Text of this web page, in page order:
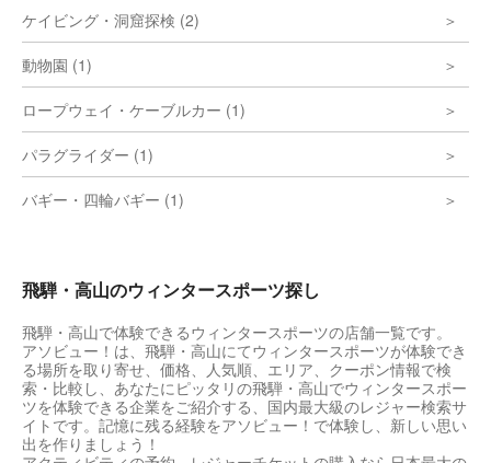
ケイビング・洞窟探検 (2)
動物園 (1)
ロープウェイ・ケーブルカー (1)
パラグライダー (1)
バギー・四輪バギー (1)
飛騨・高山のウィンタースポーツ探し
飛騨・高山で体験できるウィンタースポーツの店舗一覧です。
アソビュー！は、飛騨・高山にてウィンタースポーツが体験でき
る場所を取り寄せ、価格、人気順、エリア、クーポン情報で検
索・比較し、あなたにピッタリの飛騨・高山でウィンタースポー
ツを体験できる企業をご紹介する、国内最大級のレジャー検索サ
イトです。記憶に残る経験をアソビュー！で体験し、新しい思い
出を作りましょう！